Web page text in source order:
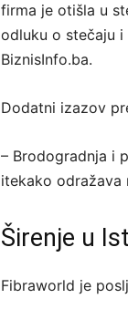
firma je otišla u
odluku o stečaju i
BiznisInfo.ba.
Dodatni izazov
– Brodogradnja i
itekako odražava
Širenje u
Fibraworld je